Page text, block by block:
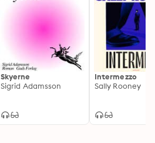
Skyerne
Sigrid Adamsson
Intermezzo
Sally Rooney